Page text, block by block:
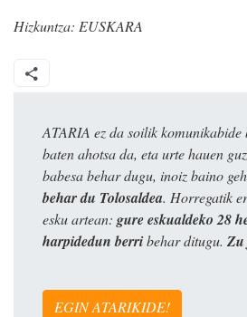
Hizkuntza: EUSKARA
ATARIA ez da soilik
baten ahotsa da, eta urte hauen
babesa behar dugu, inoiz baino
behar du Tolosaldea. Horregatik
esku artean: gure eskualdeko 28
harpidedun berribehar ditugu. Zu
EGIN ATARIKIDE!